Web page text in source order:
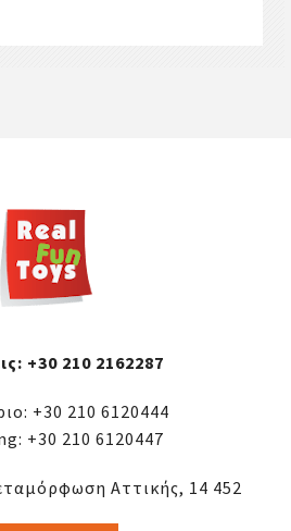
+30 210 2162287
+30 210 6120444
+30 210 6120447
Αττικής, 14 452